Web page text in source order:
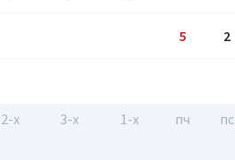
5 2
2-x 3-x 1-x пч пс